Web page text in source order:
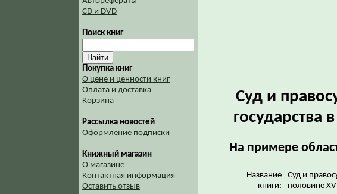
CD и DVD
Поиск книг
Покупка книг
О цене и ценности книг
Оплата и доставка
Корзина
Рассылка новостей
Оформление подписки
Книжный магазин
О магазине
Контактная информация
Оставить отзыв
Суд и
государства
На примере
Название
книги:
Суд и
половине